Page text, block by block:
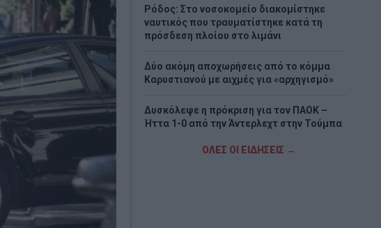
Ρόδος: Στο νοσοκομείο διακομίστηκε
ναυτικός που τραυματίστηκε κατά τη
πρόσδεση πλοίου στο λιμάνι
Δύο ακόμη αποχωρήσεις από το κόμμα
Καρυστιανού με αιχμές για «αρχηγισμό»
Δυσκόλεψε η πρόκριση για τον ΠΑΟΚ –
Ήττα 1-0 από την Άντερλεχτ στην Τούμπα
Τραγωδία στη Marfin: Έφτασε στην
ΟΛΕΣ ΟΙ ΕΙΔΗΣΕΙΣ →